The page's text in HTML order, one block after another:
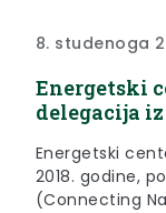
8. studenoga
Energetski
delegacija
Energetski
2018. godine,
(Connecting